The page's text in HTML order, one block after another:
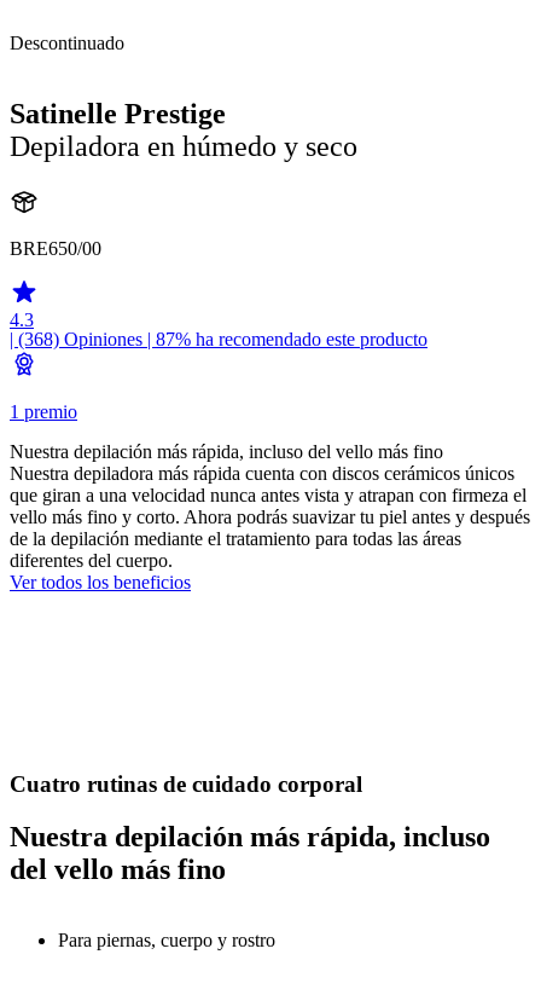
Descontinuado
Satinelle Prestige
Depiladora en húmedo y seco
BRE650/00
4.3
| (368) Opiniones | 87% ha recomendado este producto
1 premio
Nuestra depilación más rápida, incluso del vello más fino
Nuestra depiladora más rápida cuenta con discos cerámicos únicos
que giran a una velocidad nunca antes vista y atrapan con firmeza el
vello más fino y corto. Ahora podrás suavizar tu piel antes y después
de la depilación mediante el tratamiento para todas las áreas
diferentes del cuerpo.
Ver todos los beneficios
Cuatro rutinas de cuidado corporal
Nuestra depilación más rápida, incluso
del vello más fino
Para piernas, cuerpo y rostro